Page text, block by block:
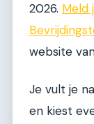
2026. Meld
website
Je vult je
en kiest